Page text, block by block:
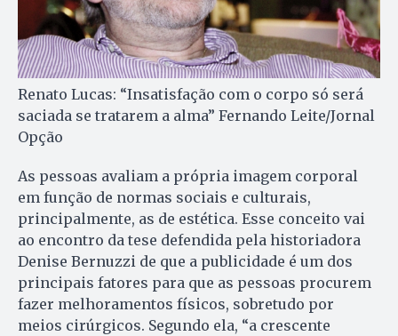
Renato Lucas: “Insatisfação com o corpo só será
saciada se tratarem a alma” Fernando Leite/Jornal
Opção
As pessoas avaliam a própria imagem corporal
em função de normas sociais e culturais,
principalmente, as de estética. Esse conceito vai
ao encontro da tese defendida pela historiadora
Denise Bernuzzi de que a publicidade é um dos
principais fatores para que as pessoas procurem
fazer melhoramentos físicos, sobretudo por
meios cirúrgicos. Segundo ela, “a crescente